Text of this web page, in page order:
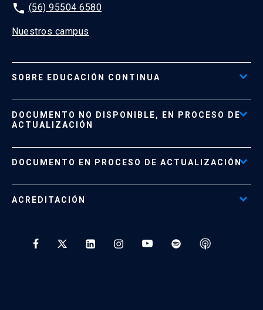
phone (56) 95504 6580
Nuestros campus
SOBRE EDUCACIÓN CONTINUA
Formas de Pago
Políticas de Retiro, Devolución e Información Importante
DOCUMENTO NO DISPONIBLE, EN PROCESO DE
ACTUALIZACIÓN
Documento No Disponible file_download
DOCUMENTO EN PROCESO DE ACTUALIZACIÓN
ACREDITACIÓN